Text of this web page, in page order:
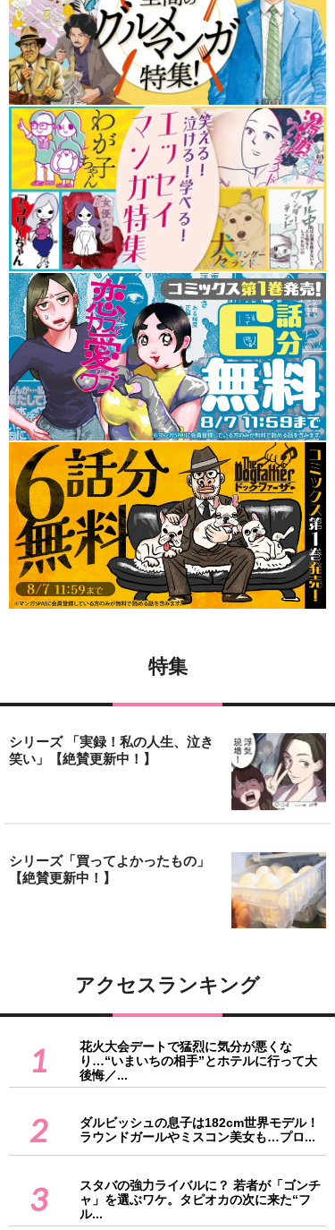
特集
シリーズ 「実録！私の人生、泣き
笑い」【絶賛更新中！】
シリーズ「買ってよかったもの」
【絶賛更新中！】
アクセスランキング
1
花火大会デートで猛烈に気分が悪くな
り…“いまいちの相手”とホテルに行って大
後悔／...
2
ダルビッシュの息子は182cm世界モデル！
ラウンドガールやミスコン美女も…プロ...
3
スタバの強力ライバルに？ 若者が「ゴンチ
ャ」を選ぶワケ。タピオカの次に来た“フ
ル...